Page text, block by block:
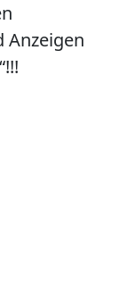
Anzeigen